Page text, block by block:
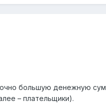
большую денежную
– плательщики).